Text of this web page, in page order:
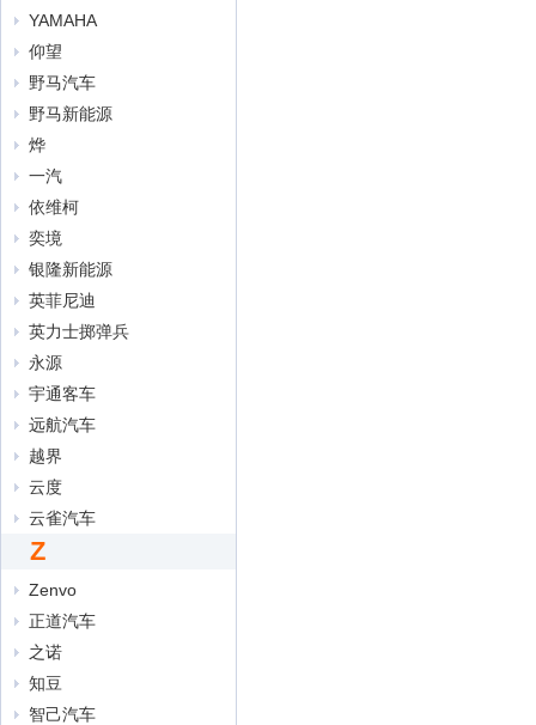
YAMAHA
仰望
野马汽车
野马新能源
烨
一汽
依维柯
奕境
银隆新能源
英菲尼迪
英力士掷弹兵
永源
宇通客车
远航汽车
越界
云度
云雀汽车
Z
Zenvo
正道汽车
之诺
知豆
智己汽车